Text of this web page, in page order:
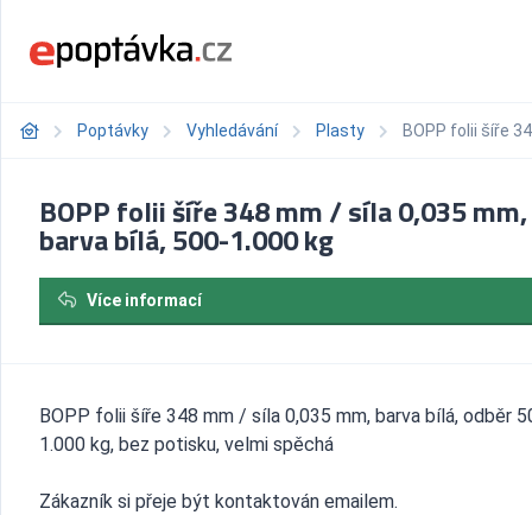
Poptávky Vyhledávání Plasty BOPP folii šíře
BOPP folii šíře 348 mm / síla 0,035 mm,
barva bílá, 500-1.000 kg
Více informací
BOPP folii šíře 348 mm / síla 0,035 mm, barva bílá, odběr
1.000 kg, bez potisku, velmi spěchá
Zákazník si přeje být kontaktován emailem.